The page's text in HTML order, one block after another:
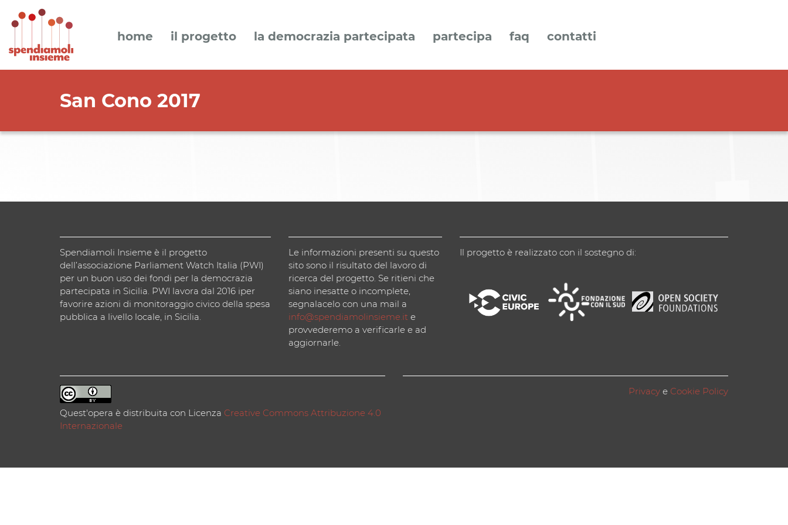
home il progetto la democrazia partecipata partecipa faq contatti
San Cono 2017
Spendiamoli Insieme è il progetto
dell’associazione Parliament Watch Italia (PWI)
per un buon uso dei fondi per la democrazia
partecipata in Sicilia. PWI lavora dal 2016 iper
favorire azioni di monitoraggio civico della spesa
pubblica a livello locale, in Sicilia.
Le informazioni presenti su questo
sito sono il risultato del lavoro di
ricerca del progetto. Se ritieni che
siano inesatte o incomplete,
segnalacelo con una mail a
info@spendiamolinsieme.ite
provvederemo a verificarle e ad
aggiornarle.
Il progetto è realizzato con il sostegno di:
Quest'opera è distribuita con Licenza Creative Commons Attribuzione 4.0
Internazionale
Privacy e Cookie Policy